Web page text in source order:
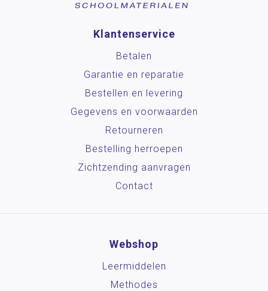
Klantenservice
Betalen
Garantie en reparatie
Bestellen en levering
Gegevens en voorwaarden
Retourneren
Bestelling herroepen
Zichtzending aanvragen
Contact
Webshop
Leermiddelen
Methodes